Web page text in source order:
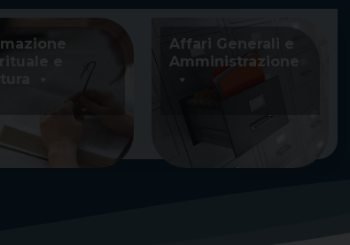
e
Affari Generali e
Amministrazione